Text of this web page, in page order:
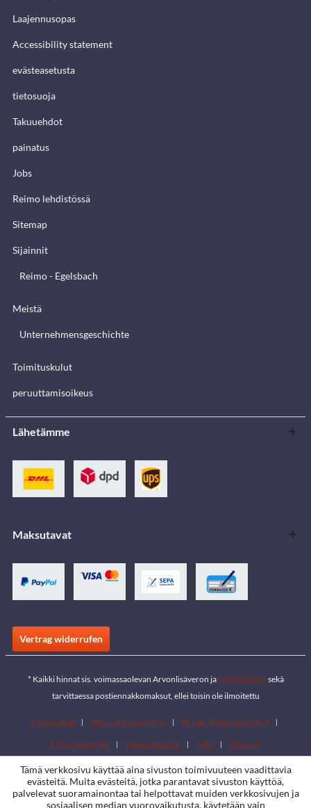
Laajennusopas
Accessibility statement
evästeasetusta
tietosuoja
Takuuehdot
painatus
Jobs
Reimo lehdistössä
Sitemap
Sijainnit
Reimo - Egelsbach
Meistä
Unternehmensgeschichte
Toimituskulut
peruuttamisoikeus
Lähetämme
Maksutavat
Vertrag widerrufen
* Kaikki hinnat sis. voimassaolevan Arvonlisäveron jatoimituskulutsekä
tarvittaessa postiennakkomaksut, ellei toisin ole ilmoitettu
Latausalue Myymäläpaikannin
Ryhdy jälleenmyyjäksi
Lataa luettelot
yhteyshenkilö Jobs Sijainnit
Tämä verkkosivu käyttää aina sivuston toimivuuteen vaadittavia
evästeitä. Muita evästeitä, jotka parantavat sivuston käyttöä,
palvelevat suoramainontaa tai helpottavat muiden verkkosivujen ja
sosiaalisen median vuorovaikutusta, käytetään vain